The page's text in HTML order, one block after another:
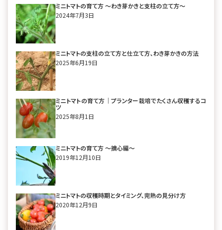
ミニトマトの育て方 〜わき芽かきと支柱の立て方〜
2024年7月3日
ミニトマトの支柱の立て方と仕立て方、わき芽かきの方法
2025年6月19日
ミニトマトの育て方｜プランター栽培でたくさん収穫するコ
ツ
2025年8月1日
ミニトマトの育て方 〜摘心編〜
2019年12月10日
ミニトマトの収穫時期とタイミング、完熟の見分け方
2020年12月9日